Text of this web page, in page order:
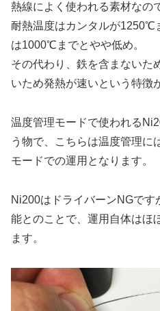
熱線によく使われる素材なの
耐熱温度はカンタルが1250℃
は1000℃までとやや低め。
その代わり、鉄を含まないた
いため発熱が速いという特徴
温度管理モードで使われる
う物で、こちらは温度管理に
モードでの運用となります。
Ni200はドライバーンNGで
能とのことで、運用自体はほ
ます。